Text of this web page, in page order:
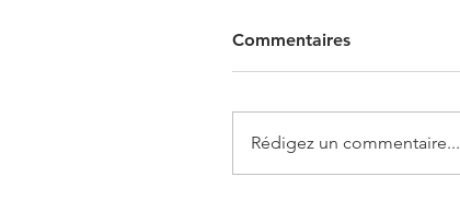
Commentaires
Rédigez un commentaire...